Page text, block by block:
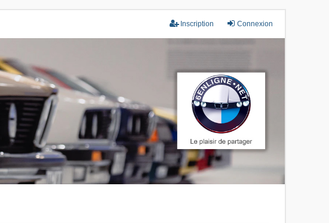
Connexion
Inscription